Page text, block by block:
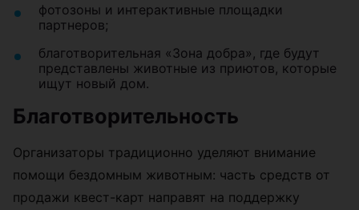
фотозоны и интерактивные площадки
партнеров;
благотворительная «Зона добра», где будут
представлены животные из приютов, которые
ищут новый дом.
Благотворительность
Организаторы традиционно уделяют внимание
помощи бездомным животным: часть средств от
продажи квест-карт направят на поддержку